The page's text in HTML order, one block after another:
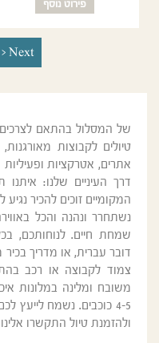
פירוט נוסף
Next
<
של המסלול בהתאם לצרכים:
טיולים לקבוצות
אתרים, אטרקציות
דרך העיניים שלנו:
המקומיים זוכים להכיר
נשתחרר ונהנה והכל
שמחת חיים. לנוחותכם,
דובר עברית, או מדריך
צמוד לקבוצה או רכב
משובח ומלינה במלונות
4-5 כוכבים. נשמח לייעץ
ולהזמנת טיול התקשרו